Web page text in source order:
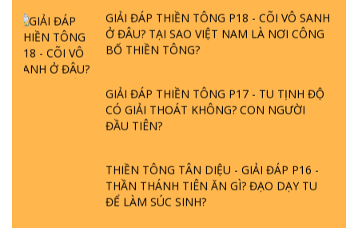
GIẢI ĐÁP THIỀN TÔNG P18 - CÕI VÔ SANH
Ở ĐÂU? TẠI SAO VIỆT NAM LÀ NƠI CÔNG
BỐ THIỀN TÔNG?
GIẢI ĐÁP THIỀN TÔNG P17 - TU TỊNH ĐỘ
CÓ GIẢI THOÁT KHÔNG? CON NGƯỜI
ĐẦU TIÊN?
THIỀN TÔNG TÂN DIỆU - GIẢI ĐÁP P16 -
THẦN THÁNH TIÊN ĂN GÌ? ĐẠO DẠY TU
ĐỂ LÀM SÚC SINH?